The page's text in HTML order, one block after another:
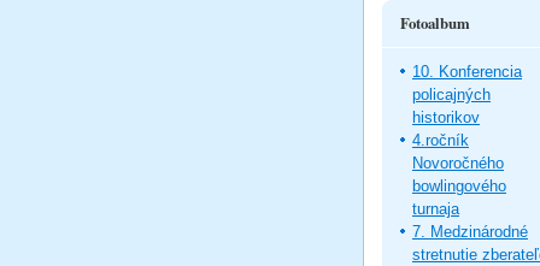
Fotoalbum
10. Konferencia
policajných
historikov
4.ročník
Novoročného
bowlingového
turnaja
7. Medzinárodné
stretnutie